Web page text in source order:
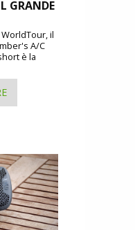
GRANDE
il
A/C
è la